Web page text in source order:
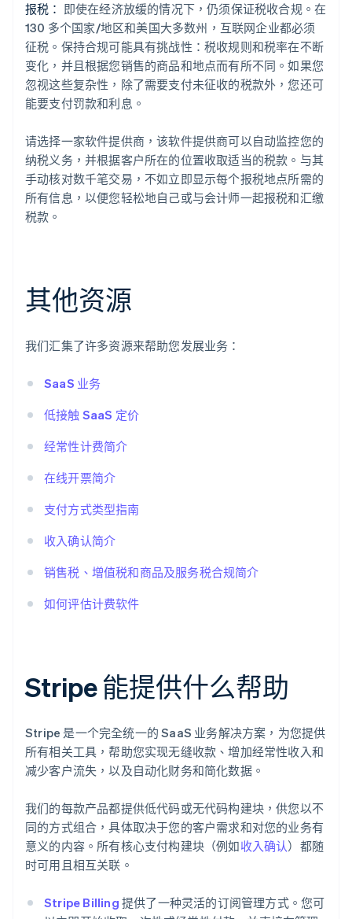
报税： 即使在经济放缓的情况下，仍须保证税收合规。在
130 多个国家/地区和美国大多数州，互联网企业都必须
征税。保持合规可能具有挑战性：税收规则和税率在不断
变化，并且根据您销售的商品和地点而有所不同。如果您
忽视这些复杂性，除了需要支付未征收的税款外，您还可
能要支付罚款和利息。
请选择一家软件提供商，该软件提供商可以自动监控您的
纳税义务，并根据客户所在的位置收取适当的税款。与其
手动核对数千笔交易，不如立即显示每个报税地点所需的
所有信息，以便您轻松地自己或与会计师一起报税和汇缴
税款。
其他资源
我们汇集了许多资源来帮助您发展业务：
SaaS 业务
低接触 SaaS 定价
经常性计费简介
在线开票简介
支付方式类型指南
收入确认简介
销售税、增值税和商品及服务税合规简介
如何评估计费软件
Stripe 能提供什么帮助
Stripe 是一个完全统一的 SaaS 业务解决方案，为您提供
所有相关工具，帮助您实现无缝收款、增加经常性收入和
减少客户流失，以及自动化财务和简化数据。
我们的每款产品都提供低代码或无代码构建块，供您以不
同的方式组合，具体取决于您的客户需求和对您的业务有
意义的内容。所有核心支付构建块（例如收入确认）都随
时可用且相互关联。
Stripe Billing 提供了一种灵活的订阅管理方式。您可
阿联酋
English
English
爱沙尼亚
English
奥地利
Deutsch English
English